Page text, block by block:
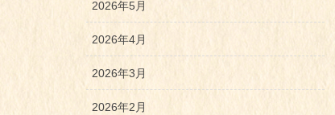
2026年5月
2026年4月
2026年3月
2026年2月